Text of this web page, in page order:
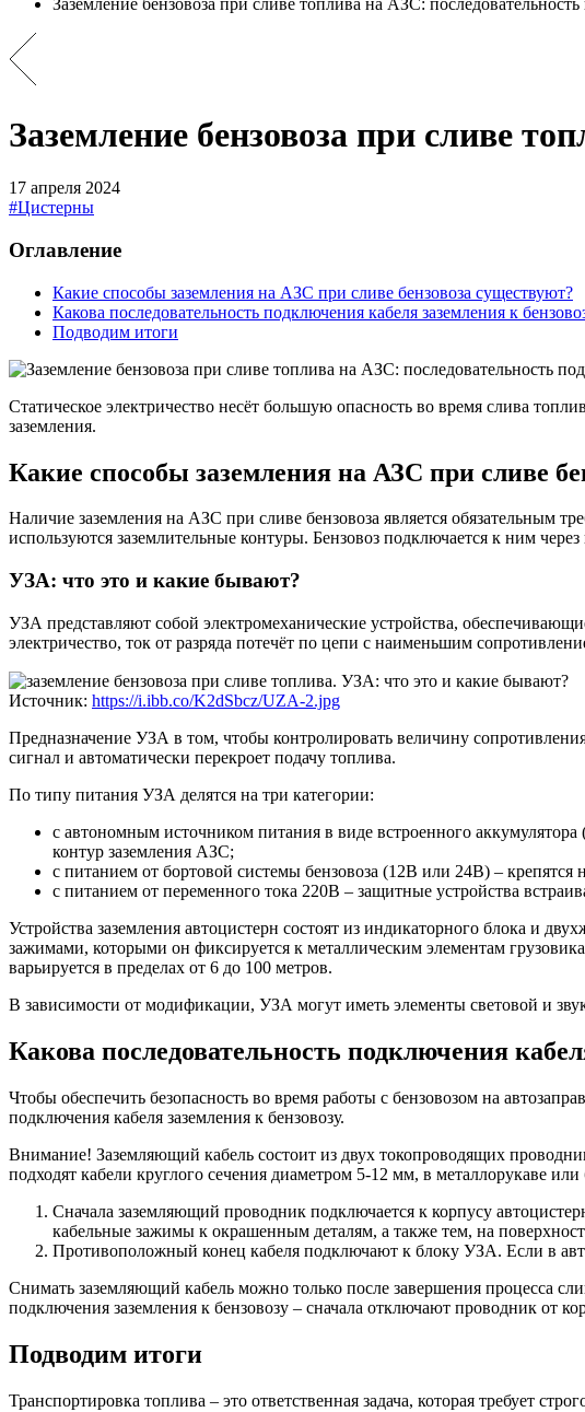
Заземление бензовоза при сливе топлива на АЗС:
Заземление бензовоза при сливе
17 апреля 2024
#Цистерны
Оглавление
Какие способы заземления на АЗС при сливе бензовоза существуют?
Какова последовательность подключения кабеля заземления к
Подводим итоги
Статическое электричество несёт большую опасность во время слива
заземления.
Какие способы заземления на АЗС при сливе
Наличие заземления на АЗС при сливе бензовоза является обязательным
используются заземлительные контуры. Бензовоз подключается к ним
УЗА: что это и какие бывают?
УЗА представляют собой электромеханические устройства,
электричество, ток от разряда потечёт по цепи с наименьшим
Источник: https://i.ibb.co/K2dSbcz/UZA-2.jpg
Предназначение УЗА в том, чтобы контролировать величину
сигнал и автоматически перекроет подачу топлива.
По типу питания УЗА делятся на три категории:
с автономным источником питания в виде встроенного
контур заземления АЗС;
с питанием от бортовой системы бензовоза (12В или 24В) –
с питанием от переменного тока 220В – защитные устройства
Устройства заземления автоцистерн состоят из индикаторного блока и
зажимами, которыми он фиксируется к металлическим элементам
варьируется в пределах от 6 до 100 метров.
В зависимости от модификации, УЗА могут иметь элементы световой и
Какова последовательность подключения
Чтобы обеспечить безопасность во время работы с бензовозом на
подключения кабеля заземления к бензовозу.
Внимание! Заземляющий кабель состоит из двух токопроводящих
подходят кабели круглого сечения диаметром 5-12 мм, в металлорукаве или
Сначала заземляющий проводник подключается к корпусу
кабельные зажимы к окрашенным деталям, а также тем, на
Противоположный конец кабеля подключают к блоку УЗА. Если в
Снимать заземляющий кабель можно только после завершения процесса
подключения заземления к бензовозу – сначала отключают проводник от
Подводим итоги
Транспортировка топлива – это ответственная задача, которая требует